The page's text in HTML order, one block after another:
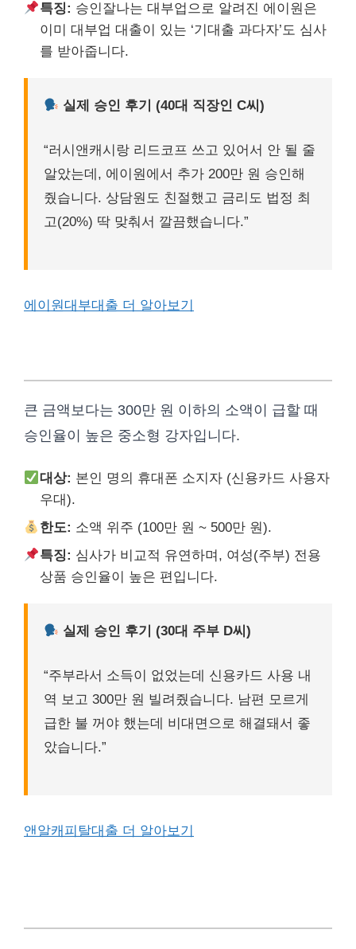
특징: 승인잘나는 대부업으로 알려진 에이원은
이미 대부업 대출이 있는 ‘기대출 과다자’도 심사
를 받아줍니다.
실제 승인 후기 (40대 직장인 C씨)
“러시앤캐시랑 리드코프 쓰고 있어서 안 될 줄
알았는데, 에이원에서 추가 200만 원 승인해
줬습니다. 상담원도 친절했고 금리도 법정 최
고(20%) 딱 맞춰서 깔끔했습니다.”
에이원대부대출 더 알아보기
큰 금액보다는 300만 원 이하의 소액이 급할 때
승인율이 높은 중소형 강자입니다.
대상: 본인 명의 휴대폰 소지자 (신용카드 사용자
우대).
한도: 소액 위주 (100만 원 ~ 500만 원).
특징: 심사가 비교적 유연하며, 여성(주부) 전용
상품 승인율이 높은 편입니다.
실제 승인 후기 (30대 주부 D씨)
“주부라서 소득이 없었는데 신용카드 사용 내
역 보고 300만 원 빌려줬습니다. 남편 모르게
급한 불 꺼야 했는데 비대면으로 해결돼서 좋
았습니다.”
앤알캐피탈대출 더 알아보기